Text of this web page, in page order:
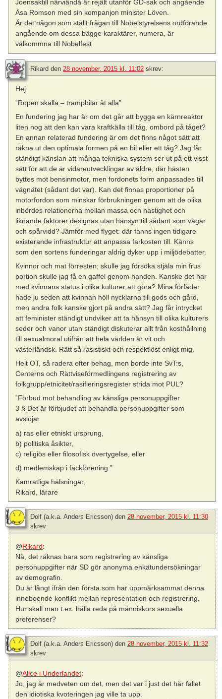
Joensaktill närviändå är rejält utanför GD-sak och angående
Åsa Romson med sin kompanjon minister Löven.
Är det någon som ställt frågan till Nobelstyrelsens ordförande
angående om dessa bägge karaktärer, numera, är
välkommna till Nobelfest
Rikard den 28 november, 2015 kl. 11:02 skrev:
Hej.
”Ropen skalla – trampbilar åt alla”
En fundering jag har är om det går att bygga en kärnreaktor
liten nog att den kan vara kraftkälla till tåg, ombord på tåget?
En annan relaterad fundering är om det finns något sätt att
räkna ut den optimala formen på en bil eller ett tåg? Jag får
ständigt känslan att många tekniska system ser ut på ett visst
sätt för att de är vidareutvecklingar av äldre, där hästen
byttes mot bensinmotor, men fordonets form anpassades till
vägnätet (sådant det var). Kan det finnas proportioner på
motorfordon som minskar förbrukningen genom att de olika
inbördes relationerna mellan massa och hastighet och
liknande faktorer designas utan hänsyn till sådant som vägar
och spårvidd? Jämför med flyget: där fanns ingen tidigare
existerande infrastruktur att anpassa farkosten till. Känns
som den sortens funderingar aldrig dyker upp i miljödebatter.
Kvinnor och mat förresten; skulle jag försöka stjäla min frus
portion skulle jag få en gaffel genom handen. Kanske det har
med kvinnans status i olika kulturer att göra? Mina förfäder
hade ju seden att kvinnan höll nycklarna till gods och gård,
men andra folk kanske gjort på andra sätt? Jag får intrycket
att feminister ständigt undviker att ta hänsyn till olika kulturers
seder och vanor utan ständigt diskuterar allt från kosthållning
till sexualmoral utifrån att hela världen är vit och
västerländsk. Rätt så rasistiskt och respektlöst enligt mig.
Helt OT, så radera efter behag, men borde inte SvT:s,
Centerns och Rättviseförmedlingens registrering av
folkgrupp/etnicitet/rasifieringsregister strida mot PUL?
”Förbud mot behandling av känsliga personuppgifter
3 § Det är förbjudet att behandla personuppgifter som
avslöjar
a) ras eller etniskt ursprung,
b) politiska åsikter,
c) religiös eller filosofisk övertygelse, eller
d) medlemskap i fackförening.”
Kamratliga hälsningar,
Rikard, lärare
Dolf (a.k.a. Anders Ericsson) den 28 november, 2015 kl. 11:30
skrev:
@Rikard:
Nä, det räknas bara som registrering av känsliga
personuppgifter när SD gör anonyma enkätundersökningar
av demografin.
Du är långt ifrån den första som har uppmärksammat denna
inneboende konflikt mellan representation och registrering.
Hur skall man t.ex. hålla reda på människors sexuella
preferenser?
Dolf (a.k.a. Anders Ericsson) den 28 november, 2015 kl. 11:32
skrev:
@Alice i Underlandet:
Jo, jag är medveten om det, men det var i just det här fallet
den idiotiska kvoteringen jag ville ta upp.